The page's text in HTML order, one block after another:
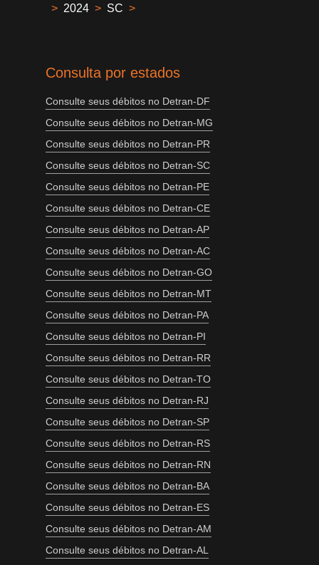
> 2024 > SC >
Consulta por estados
Consulte seus débitos no Detran-DF
Consulte seus débitos no Detran-MG
Consulte seus débitos no Detran-PR
Consulte seus débitos no Detran-SC
Consulte seus débitos no Detran-PE
Consulte seus débitos no Detran-CE
Consulte seus débitos no Detran-AP
Consulte seus débitos no Detran-AC
Consulte seus débitos no Detran-GO
Consulte seus débitos no Detran-MT
Consulte seus débitos no Detran-PA
Consulte seus débitos no Detran-PI
Consulte seus débitos no Detran-RR
Consulte seus débitos no Detran-TO
Consulte seus débitos no Detran-RJ
Consulte seus débitos no Detran-SP
Consulte seus débitos no Detran-RS
Consulte seus débitos no Detran-RN
Consulte seus débitos no Detran-BA
Consulte seus débitos no Detran-ES
Consulte seus débitos no Detran-AM
Consulte seus débitos no Detran-AL